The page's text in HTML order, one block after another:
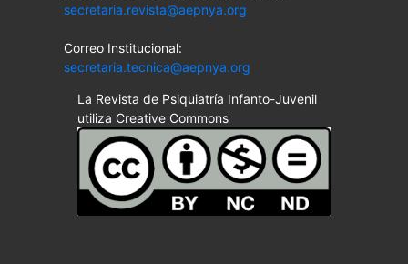
secretaria.revista@aepnya.org
Correo Institucional:
secretaria.tecnica@aepnya.org
La Revista de Psiquiatría Infanto-Juvenil
utiliza Creative Commons